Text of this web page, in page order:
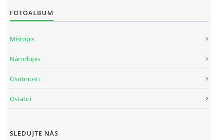
FOTOALBUM
Místopis
Národopis
Osobnosti
Ostatní
SLEDUJTE NÁS